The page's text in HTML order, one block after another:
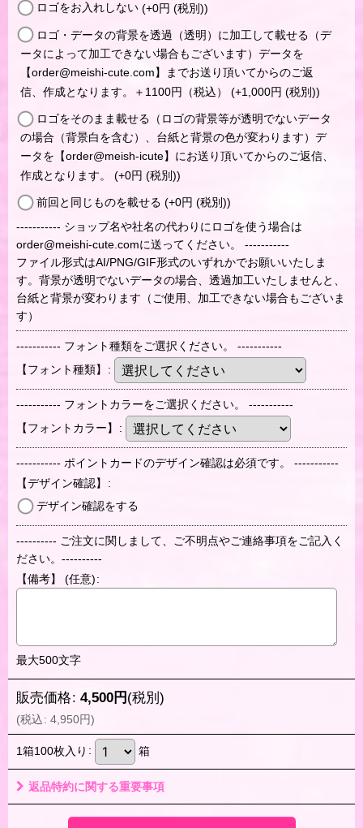
ロゴをお入れしない (+0円 (税別))
ロゴ・データの背景を透過（透明）に加工して載せる（デ
ータによって加工できない場合もございます）データを
【order@meishi-cute.com】までお送り頂いてからのご返
信、作成となります。＋1100円（税込） (+1,000円 (税別))
ロゴをそのまま載せる（ロゴの背景等が透明でないデータ
の場合（背景白を含む）、台紙と背景の色が変わります）デ
ータを【order@meish-icute】にお送り頂いてからのご返信、
作成となります。 (+0円 (税別))
前回と同じものを載せる (+0円 (税別))
----------- ショップ名や社名の代わりにロゴを使う場合は
order@meishi-cute.comに送ってください。 -----------
ファイル形式はAI/PNG/GIF形式のいずれかでお願いいたしま
す。背景が透明でないデータの場合、透過加工いたしませんと、
台紙と背景が変わります（ご使用、加工できない場合もございま
す）
----------- フォント種類をご選択ください。 -----------
【フォント種類】
:
----------- フォントカラーをご選択ください。 -----------
【フォントカラー】
:
----------- ポイントカードのデザイン確認は必須です。 -----------
【デザイン確認】
:
デザイン確認をする
---------- ご注文に関しまして、ご不明点やご連絡事項をご記入く
ださい。----------
【備考】 (任意):
最大500文字
販売価格: 4,500円(税別)
(税込: 4,950円)
1箱100枚入り : 箱
返品特約に関する重要事項